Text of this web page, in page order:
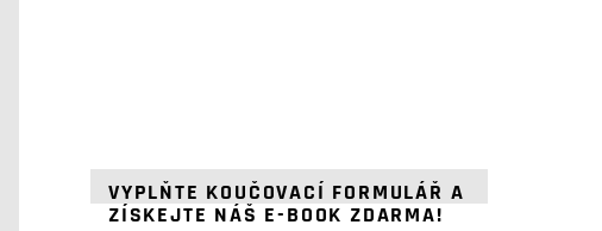
VYPLŇTE KOUČOVACÍ FORMULÁŘ A
ZÍSKEJTE NÁŠ E-BOOK ZDARMA!